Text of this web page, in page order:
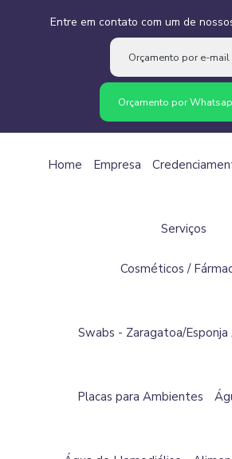
Entre em contato com um de
Orçamento por e-mail
Orçamento por
Home Empresa
Serviços
Cosméticos /
Swabs - Zaragatoa/
Placas para Ambientes